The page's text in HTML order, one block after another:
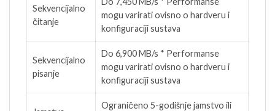
Sekvencijalno
čitanje
mogu varirati ovisno o hardveru i
konfiguraciji sustava
Sekvencijalno
pisanje
Do 6,900 MB/s * Performanse
mogu varirati ovisno o hardveru i
konfiguraciji sustava
Ograničeno 5-godišnje jamstvo ili